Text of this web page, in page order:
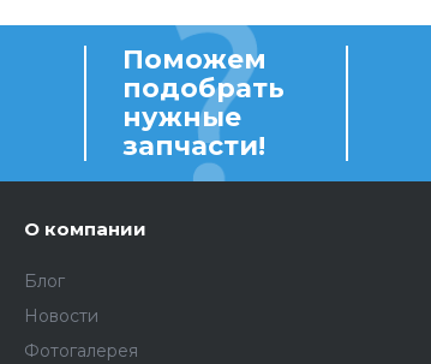
Поможем
подобрать
нужные
запчасти!
О компании
Блог
Новости
Фотогалерея